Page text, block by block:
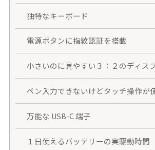
独特なキーボード
電源ボタンに指紋認証を搭載
小さいのに見やすい３：２のディス
ペン入力できないけどタッチ操作が
万能な USB-C 端子
１日使えるバッテリーの実駆動時間